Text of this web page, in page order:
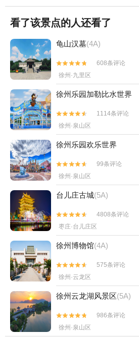
看了该景点的人还看了
龟山汉墓(4A)


608条评论
徐州·九里区
徐州乐园加勒比水世界


1114条评论
徐州·泉山区
徐州乐园欢乐世界


99条评论
徐州·泉山区
台儿庄古城(5A)


4808条评论
枣庄·台儿庄区
徐州博物馆(4A)


575条评论
徐州·云龙区
徐州云龙湖风景区(5A)


986条评论
徐州·泉山区